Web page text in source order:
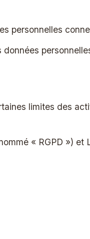
personnelles
limites des
« RGPD ») et